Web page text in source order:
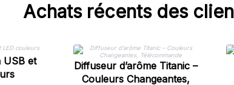
Achats récents des
USB et
Diffuseur d’arôme Titanic –
Couleurs Changeantes,